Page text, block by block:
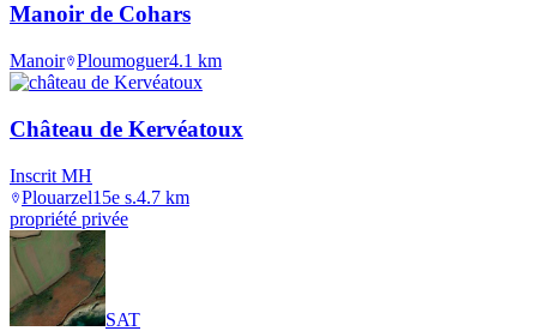
Manoir de Cohars
Manoir Ploumoguer4.1 km
Château de Kervéatoux
Inscrit MH
Plouarzel15e s.4.7 km
propriété privée
SAT